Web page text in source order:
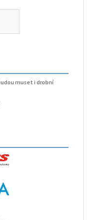
muset i drobní